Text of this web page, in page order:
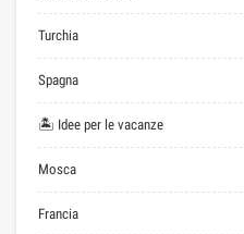
Turchia
Spagna
🏝 Idee per le vacanze
Mosca
Francia